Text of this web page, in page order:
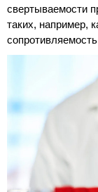
свертываемости
таких, например,